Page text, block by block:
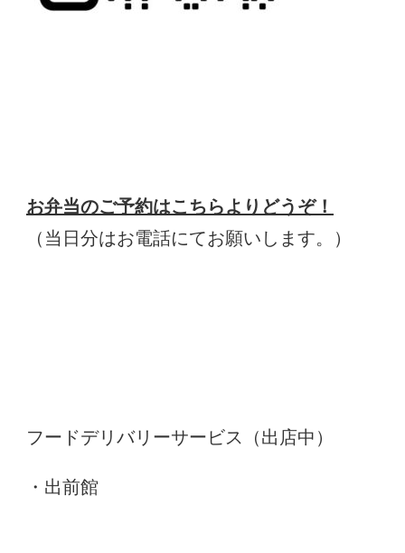
お弁当のご予約はこちらよりどうぞ！
（当日分はお電話にてお願いします。）
フードデリバリーサービス（出店中）
・出前館